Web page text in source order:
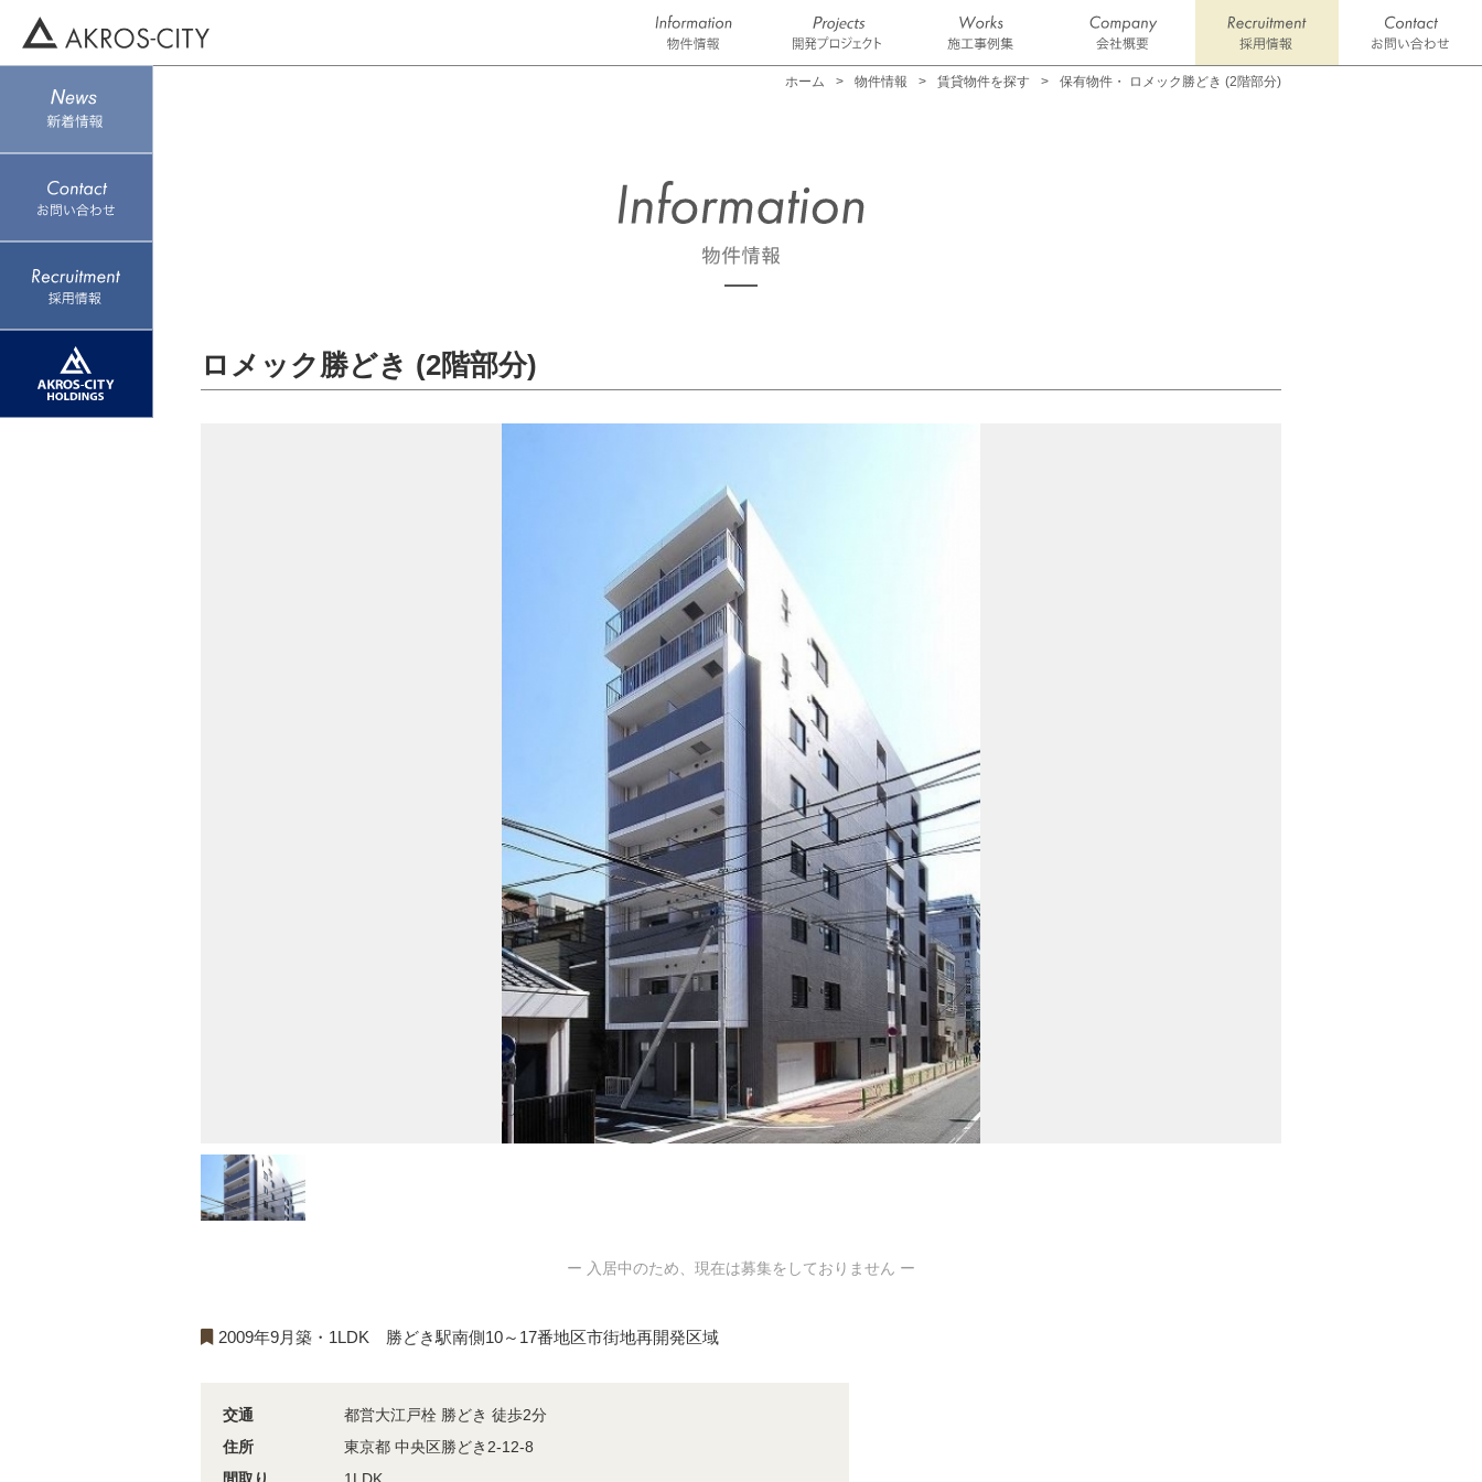
ホーム 物件情報 賃貸物件を探す 保有物件・ ロメック勝どき (2階部分)
ロメック勝どき (2階部分)
ー 入居中のため、現在は募集をしておりません ー
2009年9月築・1LDK 勝どき駅南側10～17番地区市街地再開発区域
交通
都営大江戸栓 勝どき 徒歩2分
住所
東京都 中央区勝どき2-12-8